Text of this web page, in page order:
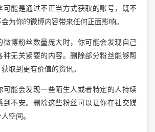
可能是通过不正当方式获取的账号，既不
为你的微博内容带来任何正面影响。
微博粉丝数量庞大时，你可能会发现自己
种无关紧要的内容。删除部分粉丝能够帮
取到更有价值的资讯。
可能会发现一些陌生人或者特定的人持续
到不安。删除这些粉丝可以让你在社交媒
空间。